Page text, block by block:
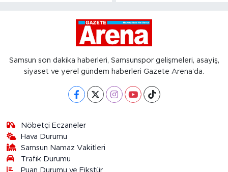
Samsun son dakika haberleri, Samsunspor gelişmeleri, asayiş,
siyaset ve yerel gündem haberleri Gazete Arena’da.
Nöbetçi Eczaneler
Hava Durumu
Samsun Namaz Vakitleri
Trafik Durumu
Puan Durumu ve Fikstür